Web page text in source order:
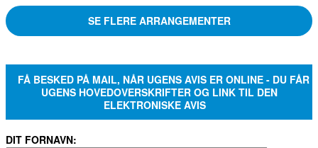
SE FLERE ARRANGEMENTER
FÅ BESKED PÅ MAIL, NÅR UGENS AVIS ER ONLINE - DU FÅR
UGENS HOVEDOVERSKRIFTER OG LINK TIL DEN
ELEKTRONISKE AVIS
DIT FORNAVN: